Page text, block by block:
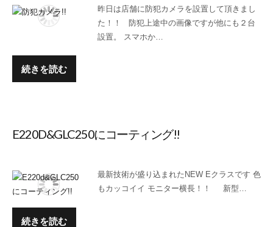
昨日は店舗に防犯カメラを設置して頂きまし
た！！ 防犯上途中の画像ですが他にも２台
設置。 スマホか…
続きを読む
E220D&GLC250にコーティング!!
最新技術が盛り込まれたNEW Eクラスです 色
もカッコイイ モニター横長！！ 新型…
続きを読む